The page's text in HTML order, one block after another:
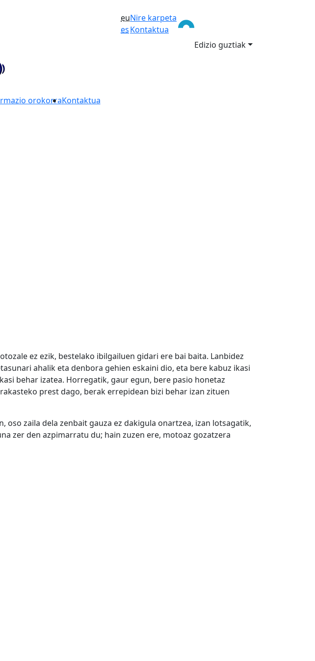
eu
es
Nire karpeta
Kontaktua
Edizio guztiak
orokorraKontaktua
ez ezik, bestelako ibilgailuen gidari ere bai baita. Lanbidez
ahalik eta denbora gehien eskaini dio, eta bere kabuz ikasi
behar izatea. Horregatik, gaur egun, bere pasio honetaz
prest dago, berak errepidean bizi behar izan zituen
zaila dela zenbait gauza ez dakigula onartzea, izan lotsagatik,
zer den azpimarratu du; hain zuzen ere, motoaz gozatzera